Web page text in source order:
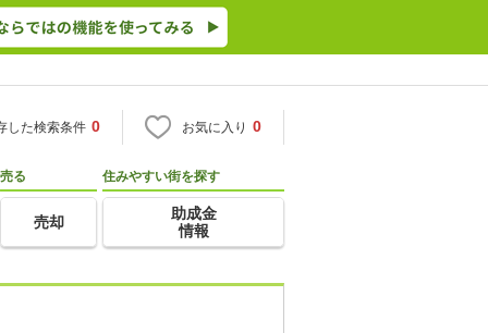
した検索条件 0 お気に入り 0
売る
売却
住みやすい街を探す
助成金
情報